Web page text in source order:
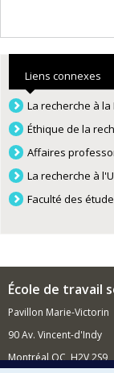
Liens connexes
La recherche à la
Éthique de la
Affaires
La recherche à
Faculté des
École de travail
Pavillon Marie-Victorin
90 Av. Vincent-d'Indy
Montréal QC H2V 2S9